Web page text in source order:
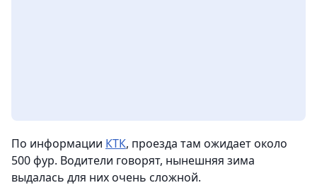
По информации КТК, проезда там ожидает около
500 фур. Водители говорят, нынешняя зима
выдалась для них очень сложной.